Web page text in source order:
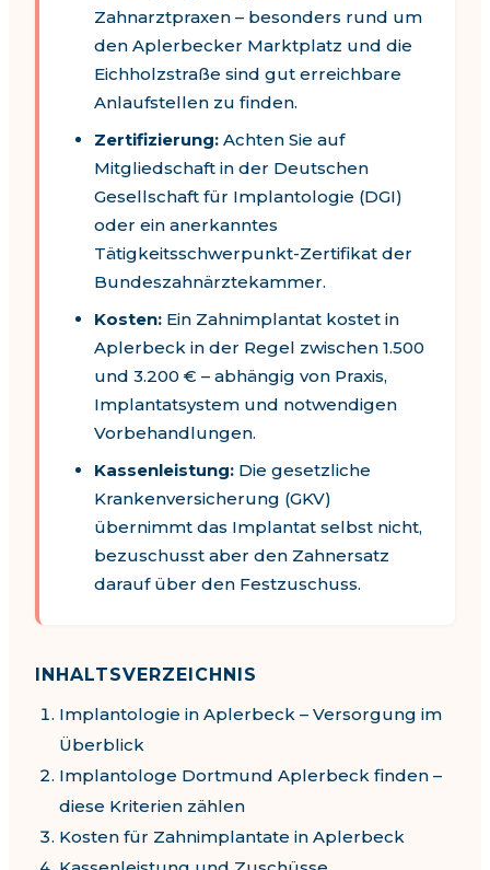
Zahnarztpraxen – besonders rund um
den Aplerbecker Marktplatz und die
Eichholzstraße sind gut erreichbare
Anlaufstellen zu finden.
Zertifizierung: Achten Sie auf
Mitgliedschaft in der Deutschen
Gesellschaft für Implantologie (DGI)
oder ein anerkanntes
Tätigkeitsschwerpunkt-Zertifikat der
Bundeszahnärztekammer.
Kosten: Ein Zahnimplantat kostet in
Aplerbeck in der Regel zwischen 1.500
und 3.200 € – abhängig von Praxis,
Implantatsystem und notwendigen
Vorbehandlungen.
Kassenleistung: Die gesetzliche
Krankenversicherung (GKV)
übernimmt das Implantat selbst nicht,
bezuschusst aber den Zahnersatz
darauf über den Festzuschuss.
INHALTSVERZEICHNIS
Implantologie in Aplerbeck – Versorgung im
Überblick
Implantologe Dortmund Aplerbeck finden –
diese Kriterien zählen
Kosten für Zahnimplantate in Aplerbeck